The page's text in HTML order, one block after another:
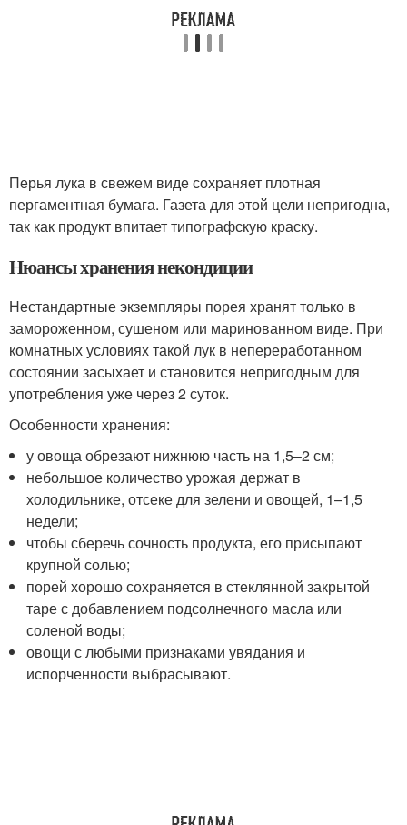
Перья лука в свежем виде сохраняет плотная
пергаментная бумага. Газета для этой цели непригодна,
так как продукт впитает типографскую краску.
Нюансы хранения некондиции
Нестандартные экземпляры порея хранят только в
замороженном, сушеном или маринованном виде. При
комнатных условиях такой лук в непереработанном
состоянии засыхает и становится непригодным для
употребления уже через 2 суток.
Особенности хранения:
у овоща обрезают нижнюю часть на 1,5–2 см;
небольшое количество урожая держат в
холодильнике, отсеке для зелени и овощей, 1–1,5
недели;
чтобы сберечь сочность продукта, его присыпают
крупной солью;
порей хорошо сохраняется в стеклянной закрытой
таре с добавлением подсолнечного масла или
соленой воды;
овощи с любыми признаками увядания и
испорченности выбрасывают.